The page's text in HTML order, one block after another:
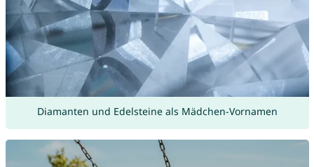
Diamanten und Edelsteine als Mädchen-Vornamen